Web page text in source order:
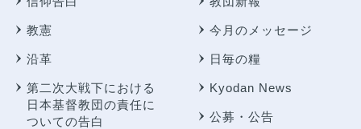
教憲
沿革
第二次大戦下における
日本基督教団の責任に
ついての告白
今月のメッセージ
日毎の糧
Kyodan News
公募・公告